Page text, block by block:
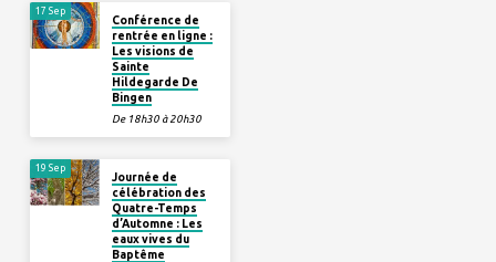
17 Sep
Conférence de
rentrée en ligne :
Les visions de
Sainte
Hildegarde De
Bingen
De 18h30 à 20h30
19 Sep
Journée de
célébration des
Quatre-Temps
d’Automne : Les
eaux vives du
Baptême